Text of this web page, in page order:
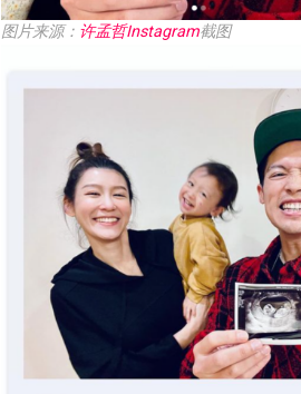
图片来源： 许孟哲Instagram截图